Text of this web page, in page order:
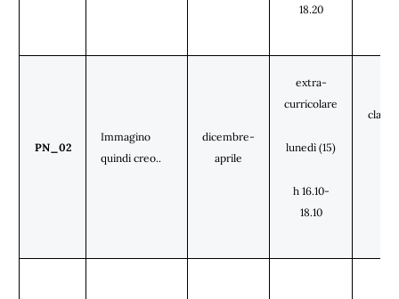
18.20
PN_02
Immagino
quindi creo..
dicembre-
aprile
extra-
curricolare
lunedì (15)
h 16.10-
18.10
classi